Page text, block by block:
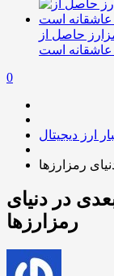
دلار رمزارز حاصل از
عاشقانه است
0
ارز دیجیتال
رمزارزها
در دنیای
رمزارزها